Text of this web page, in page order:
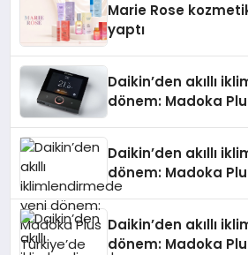
Marie Rose
yaptı
Daikin’den akıllı
dönem: Madoka
Daikin’den akıllı
dönem: Madoka
Daikin’den akıllı
dönem: Madoka